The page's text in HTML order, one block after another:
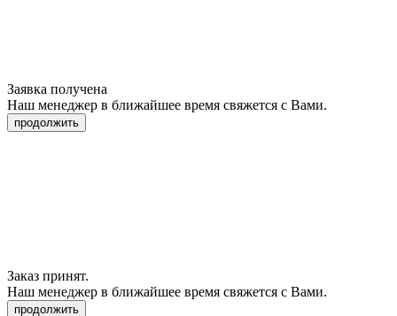
Заявка получена
Наш менеджер в ближайшее время свяжется с Вами.
продолжить
Заказ принят.
Наш менеджер в ближайшее время свяжется с Вами.
продолжить